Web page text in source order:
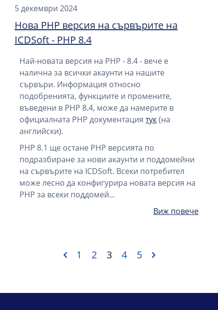
5 декември 2024
Нова PHP версия на сървърите на
ICDSoft - PHP 8.4
Най-новата версия на PHP - 8.4 - вече е
налична за всички акаунти на нашите
сървъри. Информация относно
подобренията, функциите и промените,
въведени в PHP 8.4, може да намерите в
официалната PHP документация тук(на
английски).
PHP 8.1 ще остане PHP версията по
подразбиране за нови акаунти и поддомейни
на сървърите на ICDSoft. Всеки потребител
може лесно да конфигурира новата версия на
PHP за всеки поддомей...
Виж повече
1 2 3 4 5